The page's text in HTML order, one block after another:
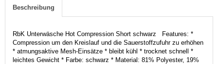
Beschreibung
RbK Unterwäsche Hot Compression Short schwarz Features: *
Compression um den Kreislauf und die Sauerstoffzufuhr zu erhöhen
* atmungsaktive Mesh-Einsätze * bleibt kühl * trocknet schnell *
leichtes Gewicht * Farbe: schwarz * Material: 81% Polyester, 19%